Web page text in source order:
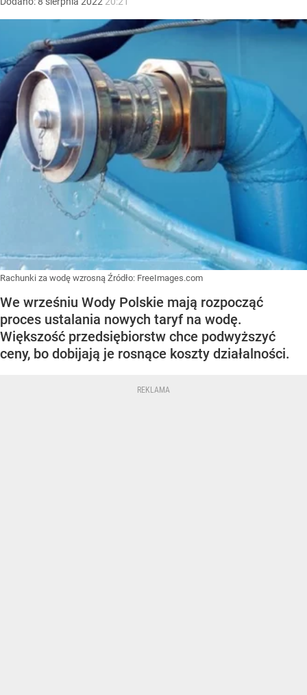
Rachunki za wodę wzrosną Źródło: FreeImages.com
We wrześniu Wody Polskie mają rozpocząć
proces ustalania nowych taryf na wodę.
Większość przedsiębiorstw chce podwyższyć
ceny, bo dobijają je rosnące koszty działalności.